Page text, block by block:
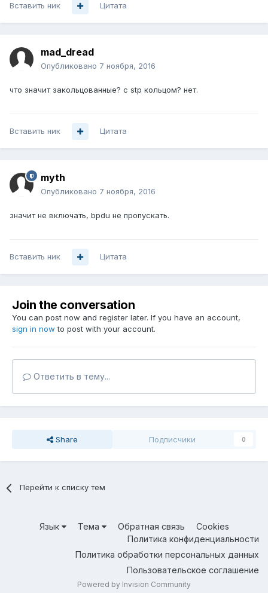
Вставить ник Цитата
mad_dread
Опубликовано 7 ноября, 2016
что значит закольцованные? с stp кольцом? нет.
Вставить ник Цитата
myth
Опубликовано 7 ноября, 2016
значит не включать, bpdu не пропускать.
Вставить ник Цитата
Join the conversation
You can post now and register later. If you have an account,
sign in now to post with your account.
Ответить в тему...
Share Подписчики 0
Перейти к списку тем
Язык Тема Обратная связь
Cookies
Политика конфиденциальности
Политика обработки персональных данных
Пользовательское соглашение
Powered by Invision Community